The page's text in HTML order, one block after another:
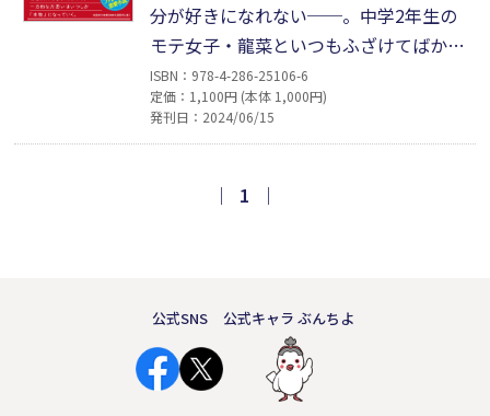
分が好きになれない──。中学2年生の
モテ女子・龍菜といつもふざけてばかり
の照星。親友のために書き溜めた「未来
ボックス」から妖精があらわれたり、照
星のことを好きなクラスメイトからは怪
件によって、一方的な片思いはいつしか
ISBN：978-4-286-25106-6
定価：1,100円 (本体 1,000円)
発刊日：2024/06/15
｜ 1 ｜
公式SNS 公式キャラ ぶんちよ